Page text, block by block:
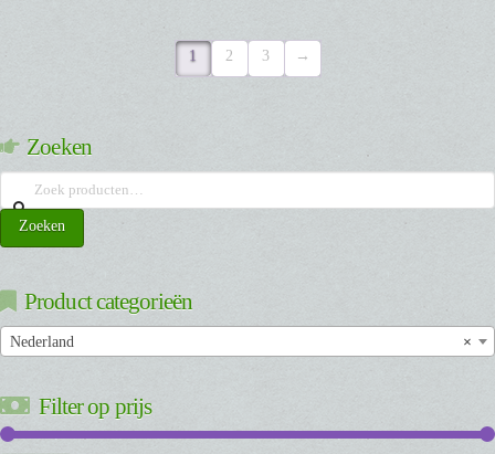
1 2 3 →
Zoeken
Zoeken
naar:
Zoeken
Product categorieën
×
Nederland
Filter op prijs